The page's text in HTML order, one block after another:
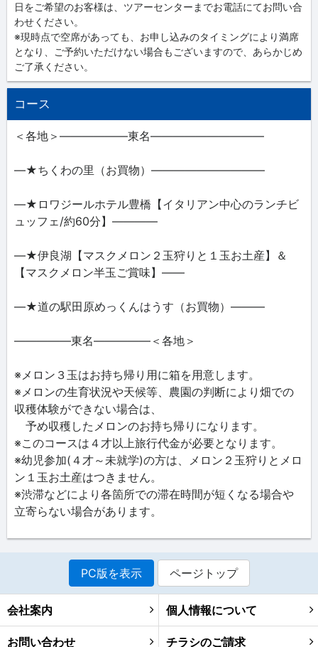
日をご希望のお客様は、ツアーセンターまでお電話にてお問い合
わせください。
※現時点で空席があっても、お申し込みのタイミングにより満席
となり、ご予約いただけない場合もございますので、あらかじめ
ご了承ください。
コース
＜各地＞――――――東名――――――――――
―★ちくわの里（お買物）――――――――――
―★ロワジールホテル豊橋【イタリアン中心のランチビ
ュッフェ/約60分】――――
―★伊良湖【マスクメロン２玉狩りと１玉お土産】＆
【マスクメロン半玉ご賞味】――
―★道の駅田原めっくんはうす（お買物）―――
―――――東名―――――＜各地＞
※メロン３玉はお持ち帰り用に箱を用意します。
※メロンの生育状況や天候等、農園の判断により畑での
収穫体験ができない場合は、
予め収穫したメロンのお持ち帰りになります。
※このコースは４才以上旅行代金が必要となります。
※幼児参加(４才～未就学)の方は、メロン２玉狩りとメロ
ン１玉お土産はつきません。
※渋滞などにより各箇所での滞在時間が短くなる場合や
立寄らない場合があります。
PC版を表示 ページトップ
会社案内 個人情報について
お問い合わせ チラシのご請求